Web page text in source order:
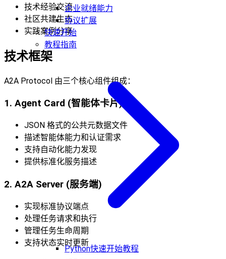
企业就绪能力
协议扩展
快速开始
教程指南
Python快速开始教程
技术经验交流
社区共建生态
实践案例分享
技术框架
A2A Protocol 由三个核心组件组成：
1. Agent Card (智能体卡片)
JSON 格式的公共元数据文件
描述智能体能力和认证需求
支持自动化能力发现
提供标准化服务描述
2. A2A Server (服务端)
实现标准协议端点
处理任务请求和执行
管理任务生命周期
支持状态实时更新